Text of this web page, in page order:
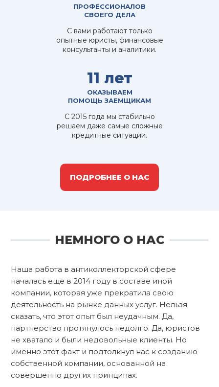
ПРОФЕССИОНАЛОВ
СВОЕГО ДЕЛА
С вами работают только
опытные юристы, финансовые
консультанты и аналитики.
11 лет
ОКАЗЫВАЕМ
ПОМОЩЬ ЗАЕМЩИКАМ
С 2015 года мы стабильно
решаем даже самые сложные
кредитные ситуации.
ПОДРОБНЕЕ О НАС
НЕМНОГО О НАС
Наша работа в антиколлекторской сфере
началась еще в 2014 году в составе иной
компании, которая уже прекратила свою
деятельность на рынке данных услуг. Нельзя
сказать, что этот опыт был неудачным. Да,
партнерство протянулось недолго. Да, юристов
не хватало и были недовольные клиенты. Но
именно этот факт и подтолкнул нас к созданию
собственной компании, основанной на
совершенно других принципах.